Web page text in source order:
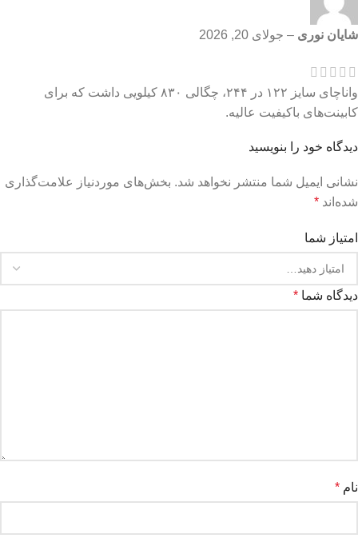
شایان نوری – جولای 20, 2026
واناچای سایز ۱۲۲ در ۲۴۴، چگالی ۸۳۰ کیلویی داشت که برای
کابینت‌های باکیفیت عالیه.
دیدگاه خود را بنویسید
نشانی ایمیل شما منتشر نخواهد شد. بخش‌های موردنیاز علامت‌گذاری
شده‌اند *
امتیاز شما
دیدگاه شما *
نام *